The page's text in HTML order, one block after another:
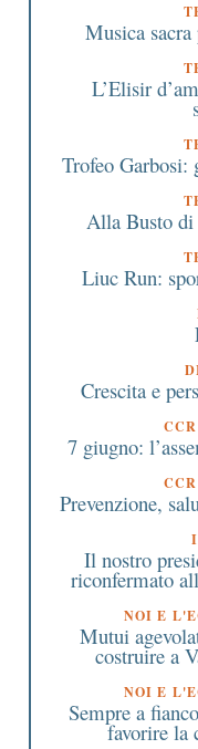
Musica sacra
L’Elisir
Trofeo Garbosi:
Alla Busto di
Liuc Run:
Crescita e
7 giugno:
Prevenzione,
Il nostro
riconfermato
NOI E
Mutui
costruire a
NOI E
Sempre a
favorire la